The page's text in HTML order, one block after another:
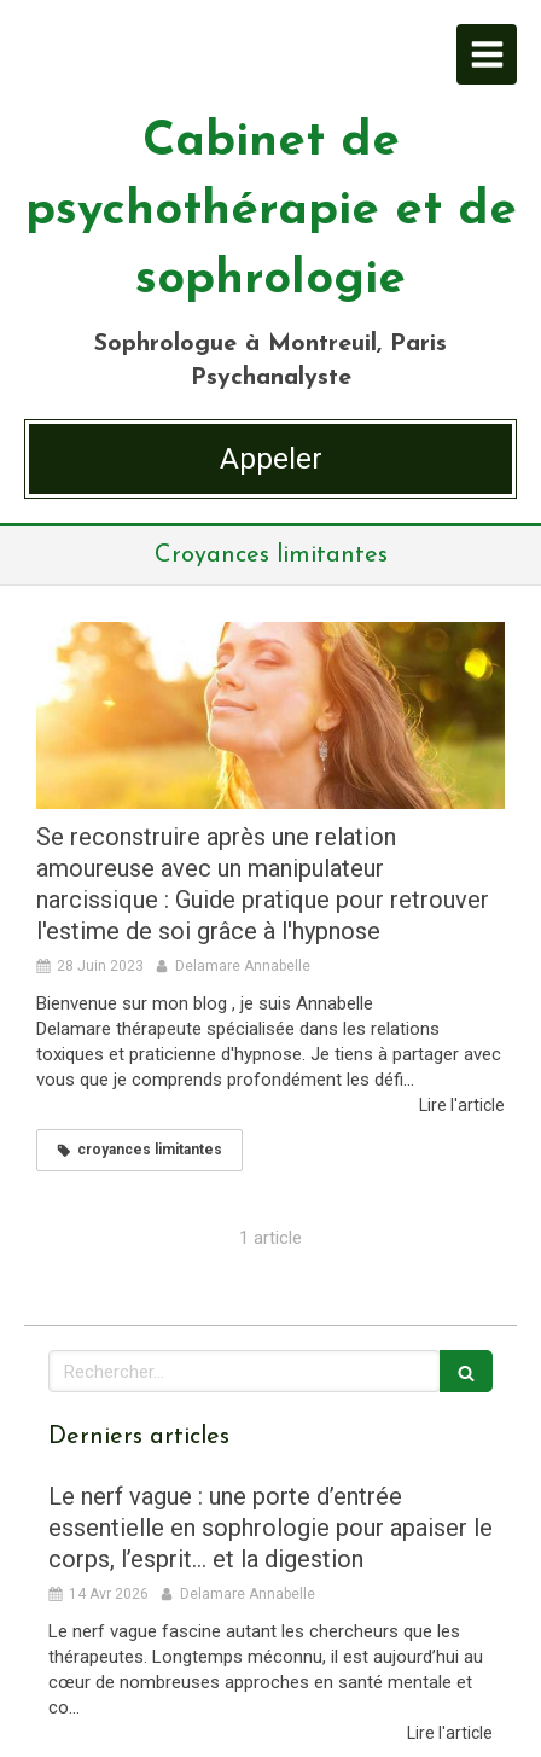
Cabinet de
psychothérapie et de
sophrologie
Sophrologue à Montreuil, Paris
Psychanalyste
Appeler
Croyances limitantes
Se reconstruire après une relation
amoureuse avec un manipulateur
narcissique : Guide pratique pour retrouver
l'estime de soi grâce à l'hypnose
28 Juin 2023 Delamare Annabelle
Bienvenue sur mon blog , je suis Annabelle
Delamare thérapeute spécialisée dans les relations
toxiques et praticienne d'hypnose. Je tiens à partager avec
vous que je comprends profondément les défi...
Lire l'article
croyances limitantes
1 article
Rechercher
Derniers articles
Le nerf vague : une porte d’entrée
essentielle en sophrologie pour apaiser le
corps, l’esprit… et la digestion
14 Avr 2026 Delamare Annabelle
Le nerf vague fascine autant les chercheurs que les
thérapeutes. Longtemps méconnu, il est aujourd’hui au
cœur de nombreuses approches en santé mentale et
co...
Lire l'article